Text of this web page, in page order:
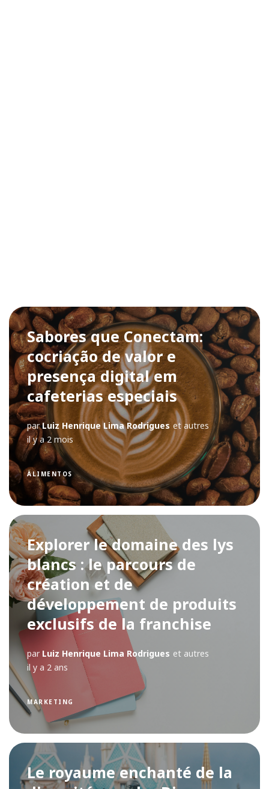
Sabores que Conectam:
cocriação de valor e
presença digital em
cafeterias especiais
parLuiz Henrique Lima Rodrigues et autres
il y a 2 mois
ALIMENTOS
Explorer le domaine des lys
blancs : le parcours de
création et de
développement de produits
exclusifs de la franchise
par Luiz Henrique Lima Rodrigues et autres
il y a 2 ans
MARKETING
Le royaume enchanté de la